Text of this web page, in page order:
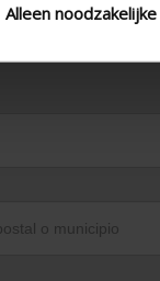
Alleen noodzakelijke